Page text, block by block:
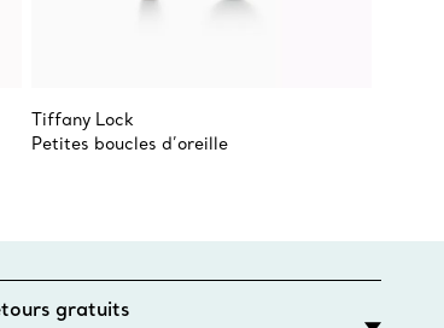
Tiffany Lock
Petites boucles d’oreille
gratuits